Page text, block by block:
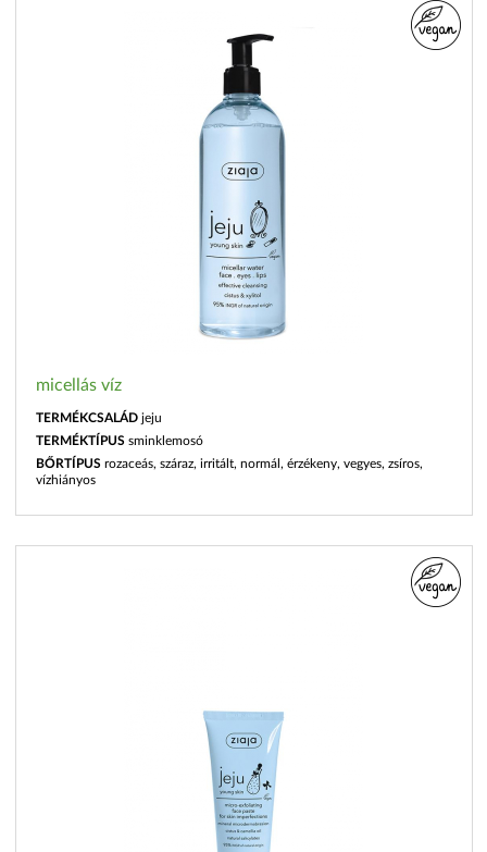
micellás víz
TERMÉKCSALÁD jeju
TERMÉKTÍPUS sminklemosó
BŐRTÍPUS rozaceás, száraz, irritált, normál, érzékeny, vegyes, zsíros,
vízhiányos